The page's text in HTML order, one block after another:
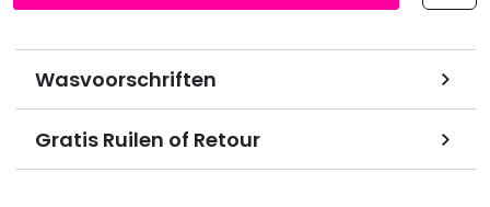
Wasvoorschriften
Gratis Ruilen of Retour